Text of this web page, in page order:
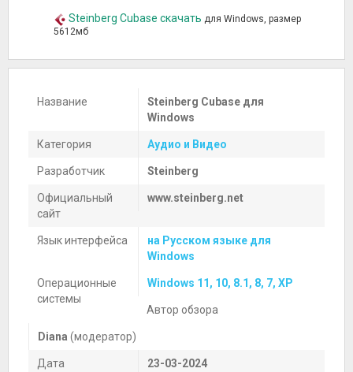
Steinberg Cubase скачать для Windows, размер
5612мб
Название
Steinberg Cubase для
Windows
Категория Аудио и Видео
Разработчик Steinberg
Официальный
сайт
www.steinberg.net
Язык интерфейса
на Русском языке для
Windows
Операционные
системы
Windows 11, 10, 8.1, 8, 7, XP
Автор обзора
Diana (модератор)
Дата
23-03-2024